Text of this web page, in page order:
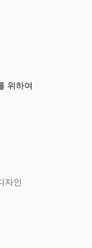
위하여
자인